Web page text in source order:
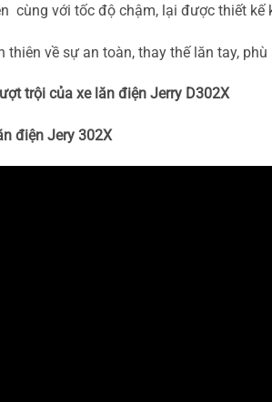
cùng với tốc độ chậm, lại được thiết
thiên về sự an toàn, thay thế lăn tay,
trội của xe lăn điện Jerry D302X
điện Jery 302X